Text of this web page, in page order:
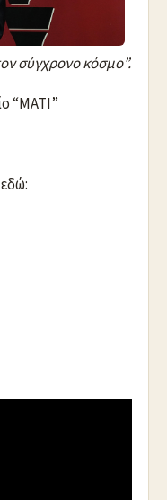
σύγχρονο κόσμο”.
“ΜΑΤΙ”